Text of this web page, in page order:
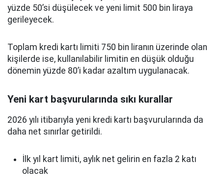
yüzde 50’si düşülecek ve yeni limit 500 bin liraya
gerileyecek.
Toplam kredi kartı limiti 750 bin liranın üzerinde olan
kişilerde ise, kullanılabilir limitin en düşük olduğu
dönemin yüzde 80’i kadar azaltım uygulanacak.
Yeni kart başvurularında sıkı kurallar
2026 yılı itibarıyla yeni kredi kartı başvurularında da
daha net sınırlar getirildi.
İlk yıl kart limiti, aylık net gelirin en fazla 2 katı
olacak